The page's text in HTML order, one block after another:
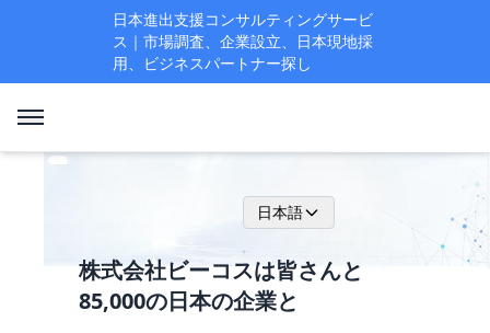
日本進出支援コンサルティングサービ
ス｜市場調査、企業設立、日本現地採
用、ビジネスパートナー探し
日本語
株式会社ビーコスは皆さんと
85,000の日本の企業と